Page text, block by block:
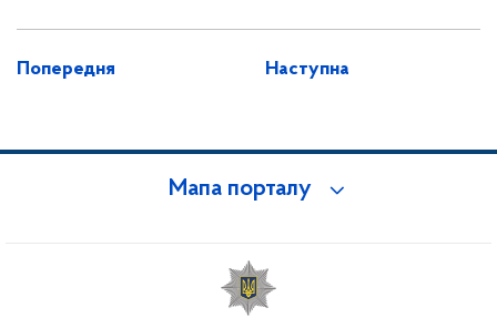
Попередня Наступна
Мапа порталу